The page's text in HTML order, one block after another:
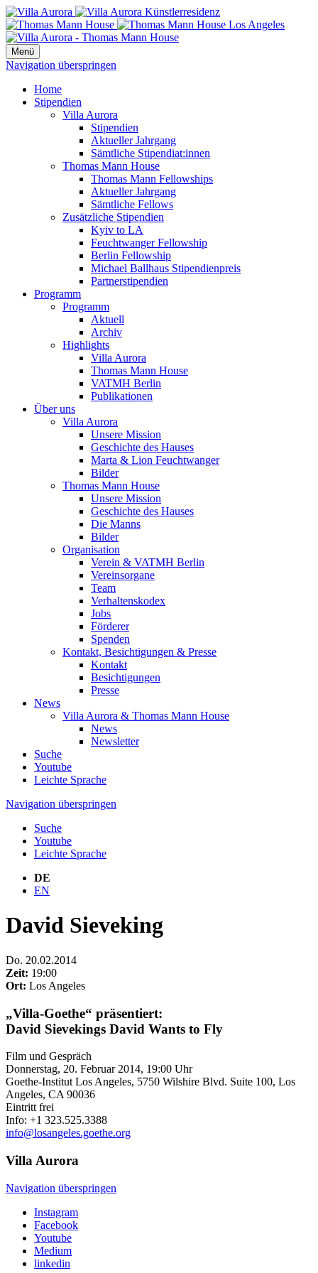
Menü
Navigation überspringen
Home
Stipendien
Villa Aurora
Stipendien
Aktueller Jahrgang
Sämtliche Stipendiat:innen
Thomas Mann House
Thomas Mann Fellowships
Aktueller Jahrgang
Sämtliche Fellows
Zusätzliche Stipendien
Kyiv to LA
Feuchtwanger Fellowship
Berlin Fellowship
Michael Ballhaus Stipendienpreis
Partnerstipendien
Programm
Programm
Aktuell
Archiv
Highlights
Villa Aurora
Thomas Mann House
VATMH Berlin
Publikationen
Über uns
Villa Aurora
Unsere Mission
Geschichte des Hauses
Marta & Lion Feuchtwanger
Bilder
Thomas Mann House
Unsere Mission
Geschichte des Hauses
Die Manns
Bilder
Organisation
Verein & VATMH Berlin
Vereinsorgane
Team
Verhaltenskodex
Jobs
Förderer
Spenden
Kontakt, Besichtigungen & Presse
Kontakt
Besichtigungen
Presse
News
Villa Aurora & Thomas Mann House
News
Newsletter
Suche
Youtube
Leichte Sprache
Navigation überspringen
Suche
Youtube
Leichte Sprache
DE
EN
David Sieveking
Do. 20.02.2014
Zeit: 19:00
Ort: Los Angeles
„Villa-Goethe“ präsentiert:
David Sievekings David Wants to Fly
Film und Gespräch
Donnerstag, 20. Februar 2014, 19:00 Uhr
Goethe-Institut Los Angeles, 5750 Wilshire Blvd. Suite 100, Los
Angeles, CA 90036
Eintritt frei
Info: +1 323.525.3388
info@losangeles.goethe.org
Villa Aurora
Navigation überspringen
Instagram
Facebook
Youtube
Medium
linkedin